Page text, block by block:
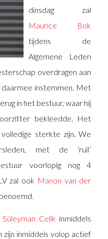
dinsdag zal
Maurice Bok
tijdens de
Algemene Leden
overdragen aan
instemmen. Met
in het bestuur, waar hij
bekleedde. Het
sterkte zijn. We
met de ‘ruil’
voorlopig nog 4
zal ook Manon van der
Süleyman Celik inmiddels
inmiddels volop actief